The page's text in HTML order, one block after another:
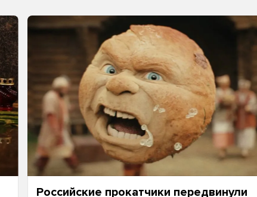
Российские прокатчики передвинули